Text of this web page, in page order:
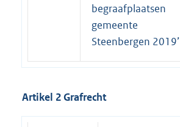
begraafplaatsen
gemeente
Steenbergen 2019’
Artikel 2 Grafrecht